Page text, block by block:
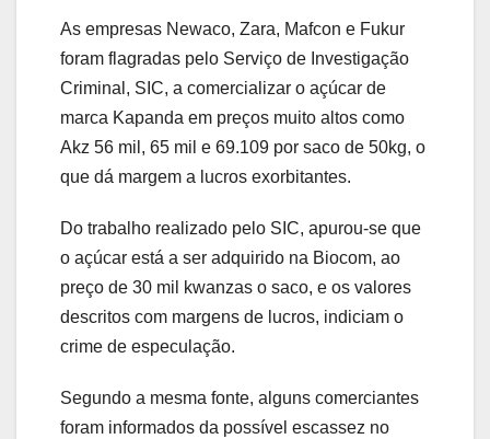
As empresas Newaco, Zara, Mafcon e Fukur
foram flagradas pelo Serviço de Investigação
Criminal, SIC, a comercializar o açúcar de
marca Kapanda em preços muito altos como
Akz 56 mil, 65 mil e 69.109 por saco de 50kg, o
que dá margem a lucros exorbitantes.
Do trabalho realizado pelo SIC, apurou-se que
o açúcar está a ser adquirido na Biocom, ao
preço de 30 mil kwanzas o saco, e os valores
descritos com margens de lucros, indiciam o
crime de especulação.
Segundo a mesma fonte, alguns comerciantes
foram informados da possível escassez no